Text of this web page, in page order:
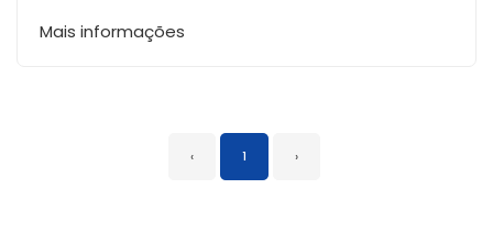
Mais informações
‹ 1 ›